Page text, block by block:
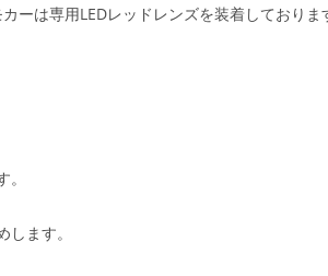
ーは専用LEDレッドレンズを装着しておりま
ます。